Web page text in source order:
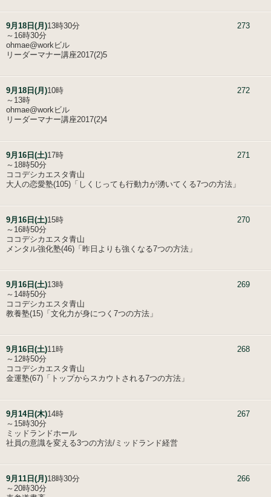
9月18日(月) 273
13時30分
～16時30分
ohmae@workビル
リーダーマナー講座2017(2)5
9月18日(月) 272
10時
～13時
ohmae@workビル
リーダーマナー講座2017(2)4
9月16日(土) 271
17時
～18時50分
ココデシカエスタ青山
大人の恋愛塾(105)「しくじっても行動力が湧いてくる7つの方法」
9月16日(土) 270
15時
～16時50分
ココデシカエスタ青山
メンタル強化塾(46)「昨日よりも強くなる7つの方法」
9月16日(土) 269
13時
～14時50分
ココデシカエスタ青山
教養塾(15)「文化力が身につく7つの方法」
9月16日(土) 268
11時
～12時50分
ココデシカエスタ青山
金運塾(67)「トップからスカウトされる7つの方法」
9月14日(木) 267
14時
～15時30分
ミッドランドホール
社員の意識を変える3つの方法/ミッドランド経営
9月11日(月) 266
18時30分
～20時30分